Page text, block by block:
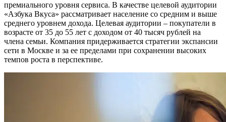
премиального уровня сервиса. В качестве целевой аудитории
«Азбука Вкуса» рассматривает население со средним и выше
среднего уровнем дохода. Целевая аудитории – покупатели в
возрасте от 35 до 55 лет с доходом от 40 тысяч рублей на
члена семьи. Компания придерживается стратегии экспансии
сети в Москве и за ее пределами при сохранении высоких
темпов роста в перспективе.